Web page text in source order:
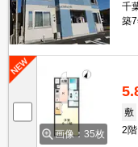
千
築
画像：35枚
敷
2階